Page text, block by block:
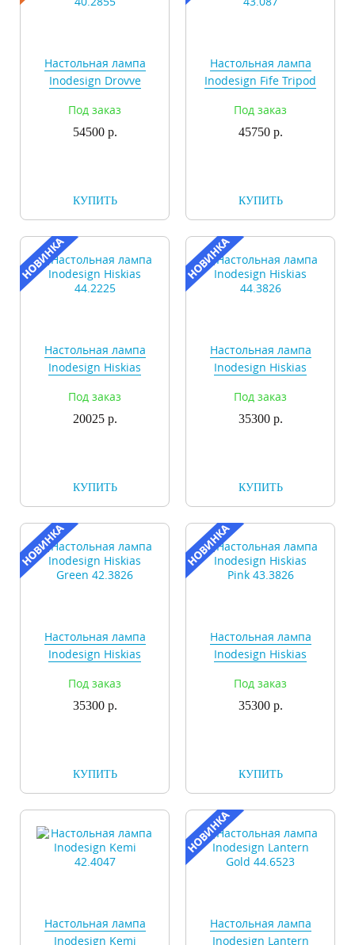
Настольная лампа
Inodesign Drovve
Под заказ
54500 р.
КУПИТЬ
Настольная лампа
Inodesign Fife Tripod
Под заказ
45750 р.
КУПИТЬ
Настольная лампа
Inodesign Hiskias
Под заказ
20025 р.
КУПИТЬ
Настольная лампа
Inodesign Hiskias
Под заказ
35300 р.
КУПИТЬ
Настольная лампа
Inodesign Hiskias
Под заказ
35300 р.
КУПИТЬ
Настольная лампа
Inodesign Hiskias
Под заказ
35300 р.
КУПИТЬ
Настольная лампа
Inodesign Kemi
Настольная лампа
Inodesign Lantern